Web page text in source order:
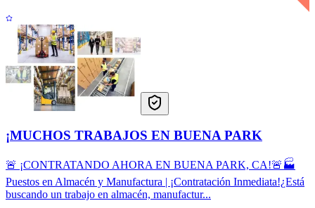
¡MUCHOS TRABAJOS EN BUENA PARK
🚨 ¡CONTRATANDO AHORA EN BUENA PARK, CA!🚨🏭
Puestos en Almacén y Manufactura | ¡Contratación Inmediata!¿Está
buscando un trabajo en almacén, manufactur...